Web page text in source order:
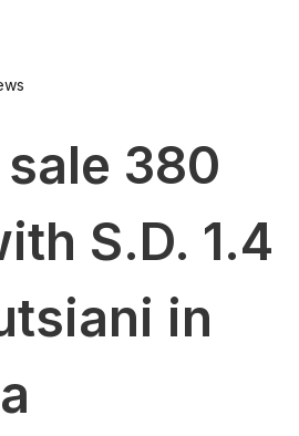
380
S.D. 1.4
in